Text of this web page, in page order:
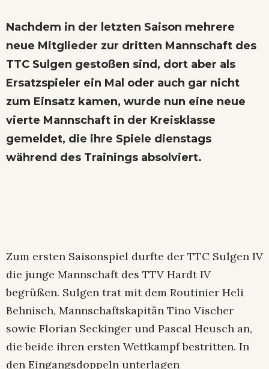
Nachdem in der letzten Saison mehrere
neue Mitglieder zur dritten Mannschaft des
TTC Sulgen gestoßen sind, dort aber als
Ersatzspieler ein Mal oder auch gar nicht
zum Einsatz kamen, wurde nun eine neue
vierte Mannschaft in der Kreisklasse
gemeldet, die ihre Spiele dienstags
während des Trainings absolviert.
Zum ersten Saisonspiel durfte der TTC Sulgen IV
die junge Mannschaft des TTV Hardt IV
begrüßen. Sulgen trat mit dem Routinier Heli
Behnisch, Mannschaftskapitän Tino Vischer
sowie Florian Seckinger und Pascal Heusch an,
die beide ihren ersten Wettkampf bestritten. In
den Eingangsdoppeln unterlagen